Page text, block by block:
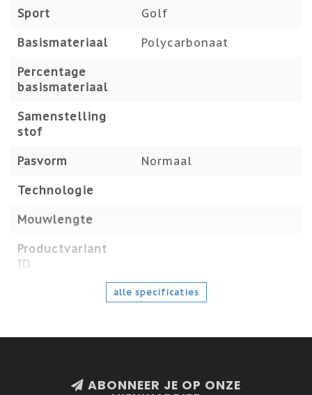
Sport Golf
Basismateriaal Polycarbonaat
Percentage
basismateriaal
Samenstelling
stof
Pasvorm Normaal
Technologie
Mouwlengte
Productvariant
ID
alle specificaties
ABONNEER JE OP ONZE